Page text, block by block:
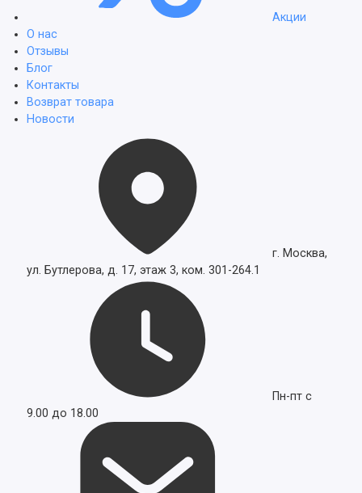
Акции
О нас
Отзывы
Блог
Контакты
Возврат товара
Новости
г. Москва,
ул. Бутлерова, д. 17, этаж 3, ком. 301-264.1
Пн-пт с
9.00 до 18.00